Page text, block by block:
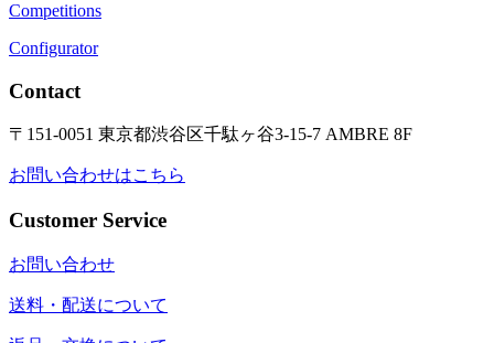
Competitions
Configurator
Contact
〒151-0051 東京都渋谷区千駄ヶ谷3-15-7 AMBRE 8F
お問い合わせはこちら
Customer Service
お問い合わせ
送料・配送について